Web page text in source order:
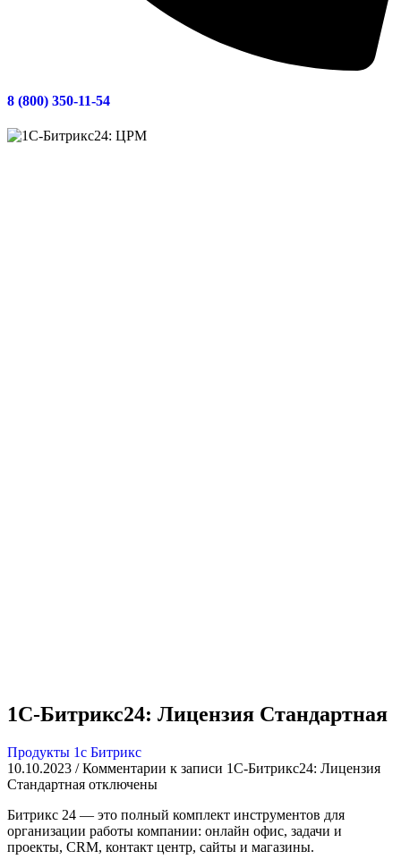
8 (800) 350-11-54
1С-Битрикс24: Лицензия Стандартная
Продукты 1с Битрикс
10.10.2023 / Комментарии к записи 1С-Битрикс24: Лицензия
Стандартная отключены
Битрикс 24 — это полный комплект инструментов для
организации работы компании: онлайн офис, задачи и
проекты, CRM, контакт центр, сайты и магазины.